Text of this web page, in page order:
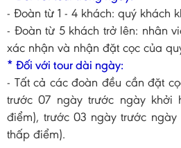
- Đoàn từ 1 - 4 khách: quý khách
- Đoàn từ 5 khách trở lên: nhân
xác nhận và nhận đặt cọc của
* Đối với tour dài ngày:
- Tất cả các đoàn đều cần đặt
trước 07 ngày trước ngày khởi
điểm), trước 03 ngày trước
thấp điểm).